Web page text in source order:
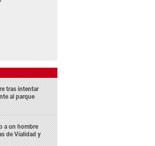
tras intentar
al parque
a un hombre
de Vialidad y